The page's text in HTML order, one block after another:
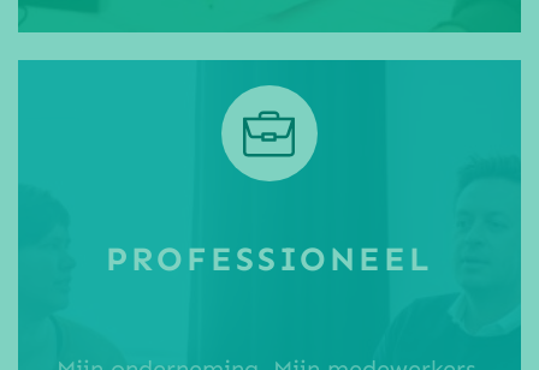
PROFESSIONEEL